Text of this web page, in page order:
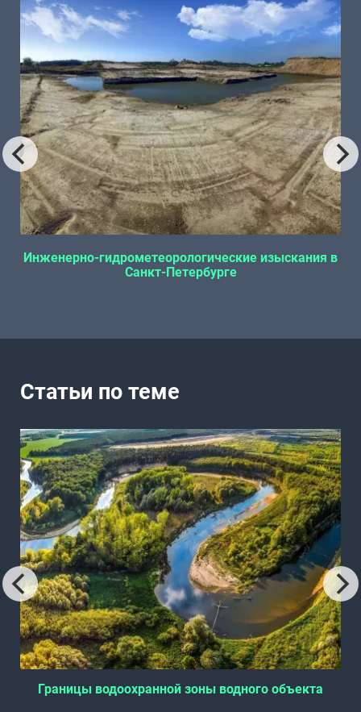
Инженерно-гидрометеорологические изыскания в
Санкт-Петербурге
Статьи по теме
Границы водоохранной зоны водного объекта